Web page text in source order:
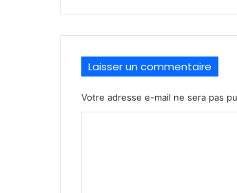
Laisser un commentaire
Votre adresse e-mail ne sera pas